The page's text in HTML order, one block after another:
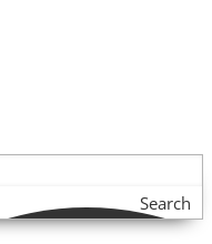
Search